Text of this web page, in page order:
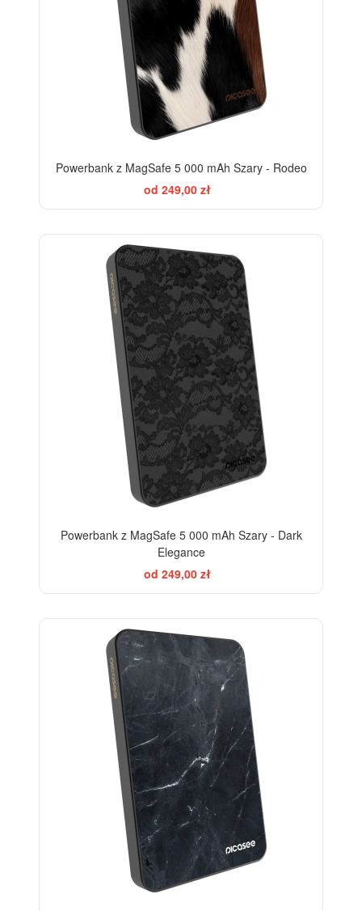
Powerbank z MagSafe 5 000 mAh Szary - Rodeo
od 249,00 zł
Powerbank z MagSafe 5 000 mAh Szary - Dark
Elegance
od 249,00 zł